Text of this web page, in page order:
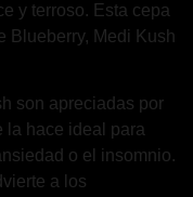
y terroso. Esta cepa
Blueberry, Medi Kush
son apreciadas por
la hace ideal para
o el insomnio.
a los